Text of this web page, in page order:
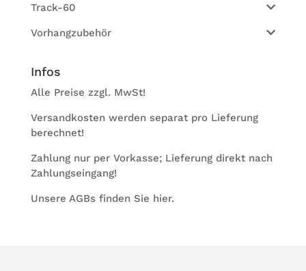
Track-60
Vorhangzubehör
Infos
Alle Preise zzgl. MwSt!
Ver­sand­kos­ten wer­den sepa­rat pro Lie­fe­rung
berechnet!
Zah­lung nur per Vor­kasse; Lie­fe­rung direkt nach
Zahlungseingang!
Unsere AGBs fin­den Sie hier.